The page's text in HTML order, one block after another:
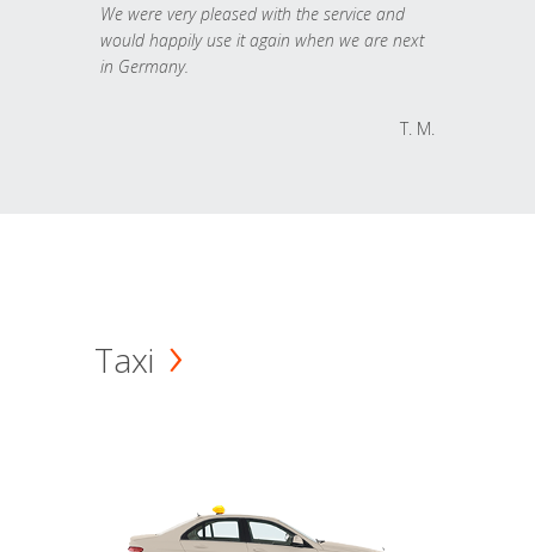
We were very pleased with the service and
would happily use it again when we are next
in Germany.
T. M.
Taxi